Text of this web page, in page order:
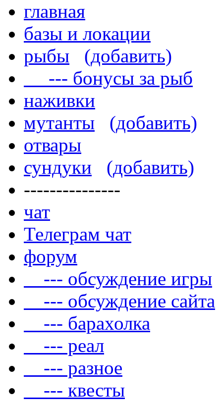
главная
базы и локации
рыбы
(добавить)
--- бонусы за рыб
наживки
мутанты
(добавить)
отвары
сундуки
(добавить)
---------------
чат
Телеграм чат
форум
--- обсуждение игры
--- обсуждение сайта
--- барахолка
--- реал
--- разное
--- квесты